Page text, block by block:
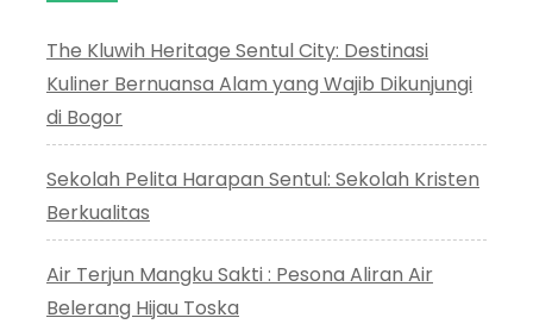
The Kluwih Heritage Sentul City: Destinasi
Kuliner Bernuansa Alam yang Wajib Dikunjungi
di Bogor
Sekolah Pelita Harapan Sentul: Sekolah Kristen
Berkualitas
Air Terjun Mangku Sakti : Pesona Aliran Air
Belerang Hijau Toska